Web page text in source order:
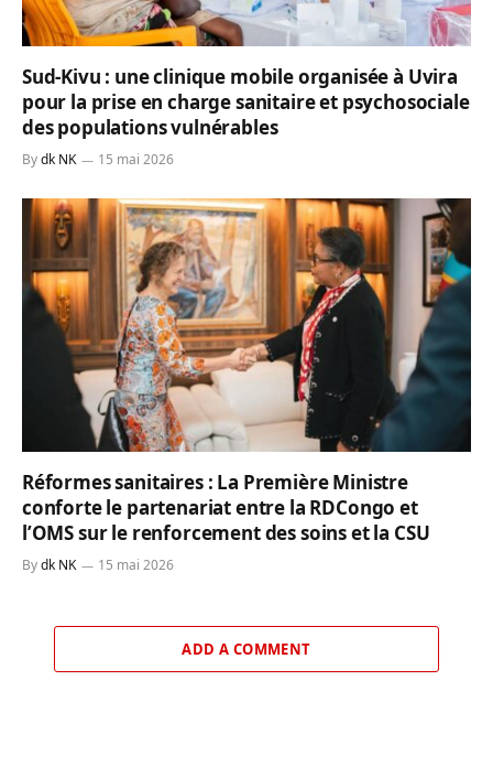
Sud-Kivu : une clinique mobile organisée à Uvira
pour la prise en charge sanitaire et psychosociale
des populations vulnérables
Bydk NK 15 mai 2026
Réformes sanitaires : La Première Ministre
conforte le partenariat entre la RDCongo et
l’OMS sur le renforcement des soins et la CSU
Bydk NK 15 mai 2026
ADD A COMMENT